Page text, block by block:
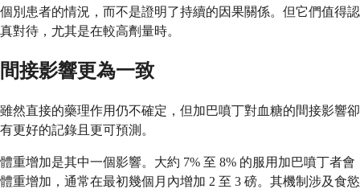
個別患者的情況，而不是證明了持續的因果關係。但它們值得認
真對待，尤其是在較高劑量時。
間接影響更為一致
雖然直接的藥理作用仍不確定，但加巴噴丁對血糖的間接影響卻
有更好的記錄且更可預測。
體重增加是其中一個影響。大約 7% 至 8% 的服用加巴噴丁者會
體重增加，通常在最初幾個月內增加 2 至 3 磅。其機制涉及食慾